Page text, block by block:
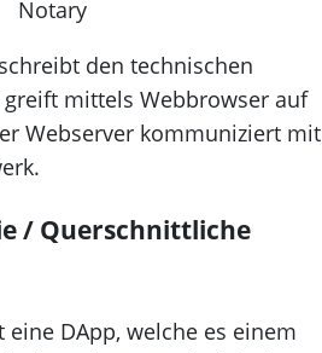
Notary
den technischen
greift mittels Webbrowser auf
Webserver kommuniziert mit
/ Querschnittliche
eine DApp, welche es einem